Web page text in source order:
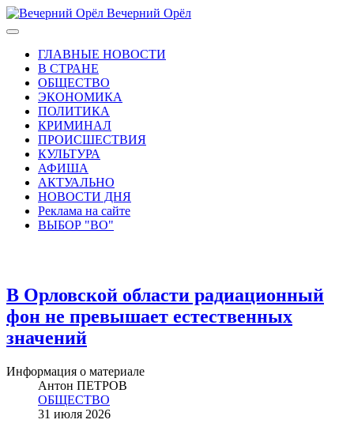
Вечерний Орёл
ГЛАВНЫЕ НОВОСТИ
В СТРАНЕ
ОБЩЕСТВО
ЭКОНОМИКА
ПОЛИТИКА
КРИМИНАЛ
ПРОИСШЕСТВИЯ
КУЛЬТУРА
АФИША
АКТУАЛЬНО
НОВОСТИ ДНЯ
Реклама на сайте
ВЫБОР "ВО"
В Орловской области радиационный
фон не превышает естественных
значений
Информация о материале
Антон ПЕТРОВ
ОБЩЕСТВО
31 июля 2026